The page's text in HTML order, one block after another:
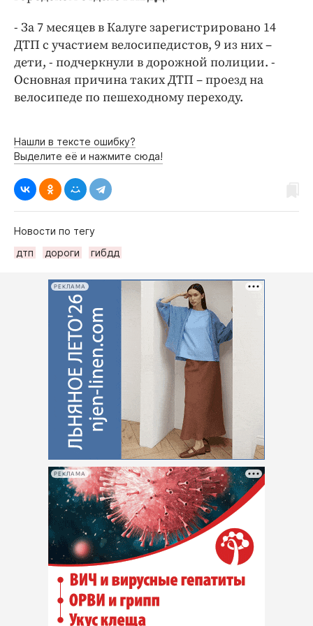
Интересное чтиво
Клиника года
Бренд года
Работодатель года
- За 7 месяцев в Калуге зарегистрировано 14
ДТП с участием велосипедистов, 9 из них –
дети, - подчеркнули в дорожной полиции. -
Основная причина таких ДТП – проезд на
велосипеде по пешеходному переходу.
Нашли в тексте ошибку?
Выделите её и нажмите сюда!
Новости по тегу
дтп
дороги гибдд
РЕКЛАМА
РЕКЛАМА